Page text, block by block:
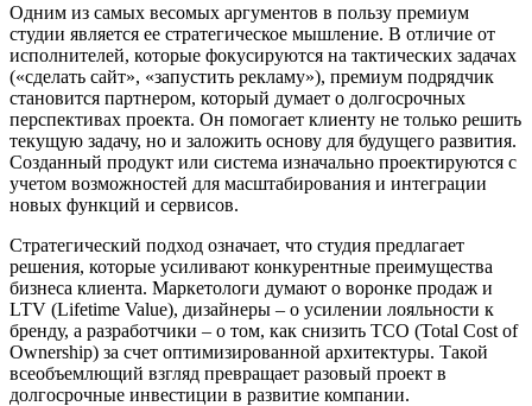
Одним из самых весомых аргументов в пользу премиум
студии является ее стратегическое мышление. В отличие от
исполнителей, которые фокусируются на тактических задачах
(«сделать сайт», «запустить рекламу»), премиум подрядчик
становится партнером, который думает о долгосрочных
перспективах проекта. Он помогает клиенту не только решить
текущую задачу, но и заложить основу для будущего развития.
Созданный продукт или система изначально проектируются с
учетом возможностей для масштабирования и интеграции
новых функций и сервисов.
Стратегический подход означает, что студия предлагает
решения, которые усиливают конкурентные преимущества
бизнеса клиента. Маркетологи думают о воронке продаж и
LTV (Lifetime Value), дизайнеры – о усилении лояльности к
бренду, а разработчики – о том, как снизить TCO (Total Cost of
Ownership) за счет оптимизированной архитектуры. Такой
всеобъемлющий взгляд превращает разовый проект в
долгосрочные инвестиции в развитие компании.